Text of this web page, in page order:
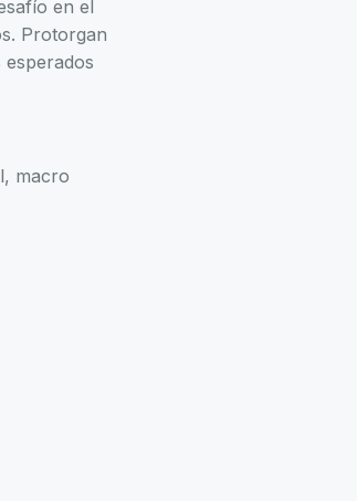
en el
Protorgan
macro